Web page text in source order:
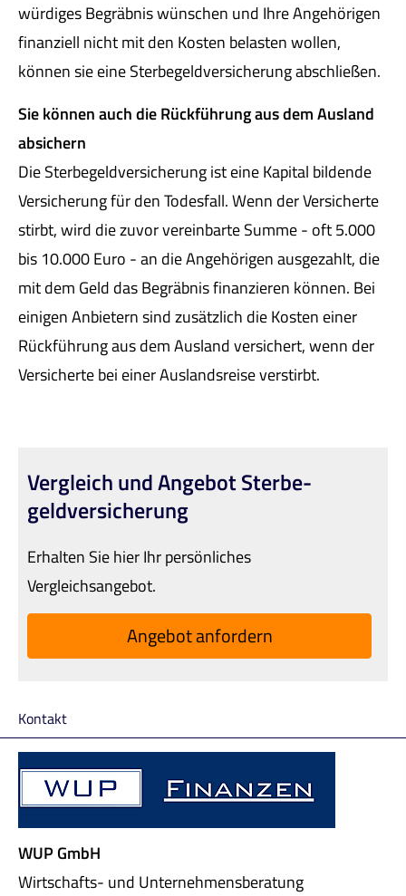
würdiges Begräbnis wün­schen und Ihre Angehörigen
finanziell nicht mit den Kosten belasten wollen,
können sie eine Ster­be­geldversicherung abschließen.
Sie können auch die Rückführung aus dem Ausland
absichern
Die Ster­be­geldversicherung ist eine Kapital bildende
Versicherung für den Todesfall. Wenn der Versicherte
stirbt, wird die zuvor vereinbarte Summe - oft 5.000
bis 10.000 Euro - an die Angehörigen ausgezahlt, die
mit dem Geld das Begräbnis finanzieren können. Bei
einigen Anbietern sind zusätzlich die Kosten einer
Rückführung aus dem Ausland versichert, wenn der
Versicherte bei einer Auslandsreise verstirbt.
Vergleich und Angebot Ster­be­
geldversicherung
Erhalten Sie hier Ihr persönliches
Vergleichsangebot.
An­ge­bot an­for­dern
Kontakt
WUP GmbH
Wirtschafts- und Unternehmensberatung